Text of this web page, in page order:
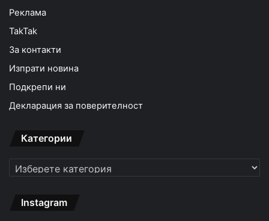
Реклама
TakTak
За контакти
Изпрати новина
Подкрепи ни
Декларация за поверителност
Категории
Категории
Instagram